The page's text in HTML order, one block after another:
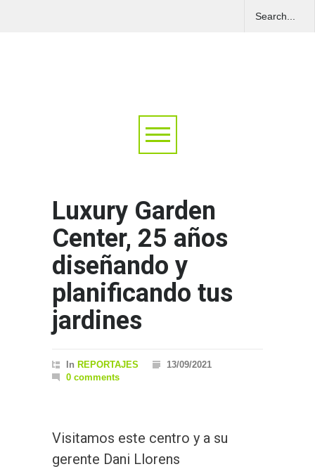
Luxury Garden
Center, 25 años
diseñando y
planificando tus
jardines
In REPORTAJES
13/09/2021
0 comments
Visitamos este centro y a su
gerente Dani Llorens